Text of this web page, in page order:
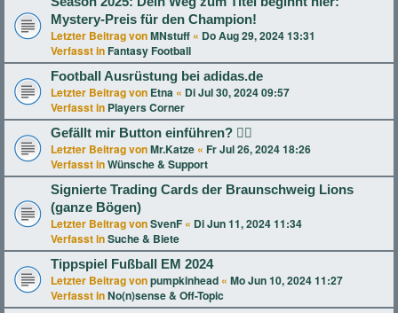
Mystery-Preis für den Champion!
Letzter Beitrag vonMNstuff « Do Aug 29, 2024 13:31
Verfasst in Fantasy Football
Football Ausrüstung bei adidas.de
Letzter Beitrag von Etna « Di Jul 30, 2024 09:57
Verfasst in Players Corner
Gefällt mir Button einführen? 👍🏻
Letzter Beitrag vonMr.Katze « Fr Jul 26, 2024 18:26
Verfasst inWünsche & Support
Signierte Trading Cards der Braunschweig Lions
(ganze Bögen)
Letzter Beitrag vonSvenF « Di Jun 11, 2024 11:34
Verfasst inSuche & Biete
Tippspiel Fußball EM 2024
Letzter Beitrag vonpumpkinhead « Mo Jun 10, 2024 11:27
Verfasst inNo(n)sense & Off-Topic